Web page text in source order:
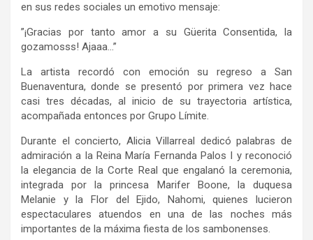
en sus redes sociales un emotivo mensaje:
”¡Gracias por tanto amor a su Güerita Consentida, la
gozamosss! Ajaaa…”
La artista recordó con emoción su regreso a San
Buenaventura, donde se presentó por primera vez hace
casi tres décadas, al inicio de su trayectoria artística,
acompañada entonces por Grupo Límite.
Durante el concierto, Alicia Villarreal dedicó palabras de
admiración a la Reina María Fernanda Palos I y reconoció
la elegancia de la Corte Real que engalanó la ceremonia,
integrada por la princesa
MariferBoone, la duquesa
Melanie y la Flor del Ejido, Nahomi, quienes lucieron
espectaculares atuendos en una de las noches más
importantes de la máxima fiesta de los sambonenses.